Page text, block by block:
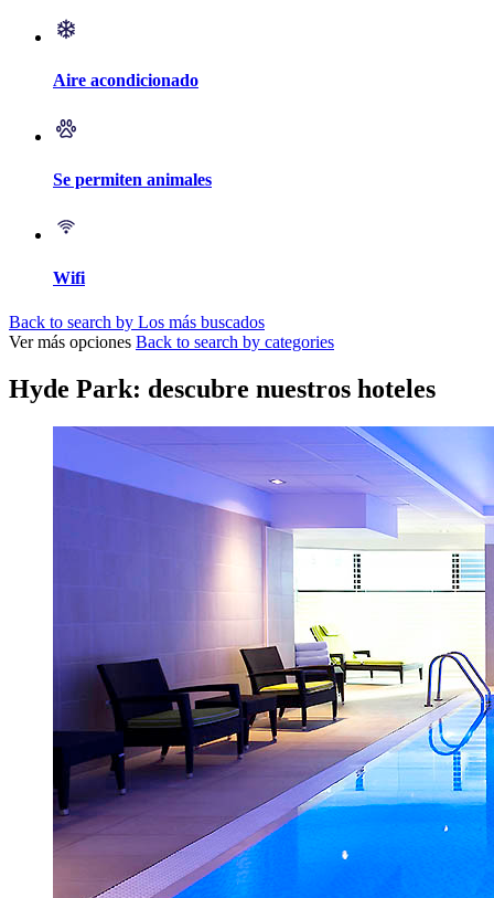
Aire acondicionado
Se permiten animales
Wifi
Back to search by Los más buscados
Ver más opciones Back to search by categories
Hyde Park: descubre nuestros hoteles